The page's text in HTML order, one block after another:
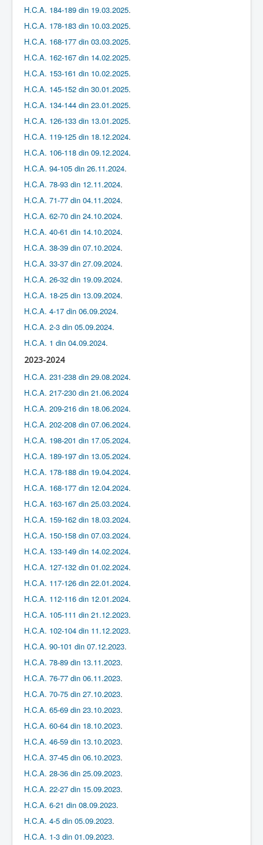
H.C.A. 184-189 din 19.03.2025.
H.C.A. 178-183 din 10.03.2025.
H.C.A. 168-177 din 03.03.2025.
H.C.A. 162-167 din 14.02.2025.
H.C.A. 153-161 din 10.02.2025.
H.C.A. 145-152 din 30.01.2025.
H.C.A. 134-144 din 23.01.2025.
H.C.A. 126-133 din 13.01.2025.
H.C.A. 119-125 din 18.12.2024.
H.C.A. 106-118 din 09.12.2024.
H.C.A. 94-105 din 26.11.2024.
H.C.A. 78-93 din 12.11.2024.
H.C.A. 71-77 din 04.11.2024.
H.C.A. 62-70 din 24.10.2024.
H.C.A. 40-61 din 14.10.2024.
H.C.A. 38-39 din 07.10.2024.
H.C.A. 33-37 din 27.09.2024.
H.C.A. 26-32 din 19.09.2024.
H.C.A. 18-25 din 13.09.2024.
H.C.A. 4-17 din 06.09.2024.
H.C.A. 2-3 din 05.09.2024.
H.C.A. 1 din 04.09.2024.
2023-2024
H.C.A. 231-238 din 29.08.2024.
H.C.A. 217-230 din 21.06.2024
H.C.A. 209-216 din 18.06.2024.
H.C.A. 202-208 din 07.06.2024.
H.C.A. 198-201 din 17.05.2024.
H.C.A. 189-197 din 13.05.2024.
H.C.A. 178-188 din 19.04.2024.
H.C.A. 168-177 din 12.04.2024.
H.C.A. 163-167 din 25.03.2024.
H.C.A. 159-162 din 18.03.2024.
H.C.A. 150-158 din 07.03.2024.
H.C.A. 133-149 din 14.02.2024.
H.C.A. 127-132 din 01.02.2024.
H.C.A. 117-126 din 22.01.2024.
H.C.A. 112-116 din 12.01.2024.
H.C.A. 105-111 din 21.12.2023.
H.C.A. 102-104 din 11.12.2023.
H.C.A. 90-101 din 07.12.2023.
H.C.A. 78-89 din 13.11.2023.
H.C.A. 76-77 din 06.11.2023.
H.C.A. 70-75 din 27.10.2023.
H.C.A. 65-69 din 23.10.2023.
H.C.A. 60-64 din 18.10.2023.
H.C.A. 46-59 din 13.10.2023.
H.C.A. 37-45 din 06.10.2023.
H.C.A. 28-36 din 25.09.2023.
H.C.A. 22-27 din 15.09.2023.
H.C.A. 6-21 din 08.09.2023.
H.C.A. 4-5 din 05.09.2023.
H.C.A. 1-3 din 01.09.2023.